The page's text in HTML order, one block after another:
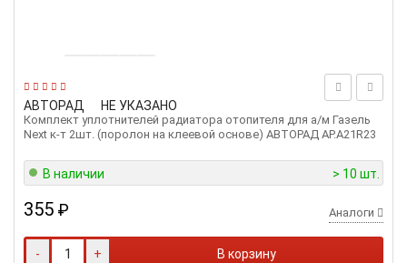
АВТОРАД НЕ УКАЗАНО
Комплект уплотнителей радиатора отопителя для а/м Газель
Next к-т 2шт. (поролон на клеевой основе) АВТОРАД АР.А21R23
В наличии > 10 шт.
355 ₽ Аналоги
- + В корзину